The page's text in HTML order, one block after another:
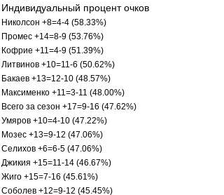
Индивидуальный процент очков
Николсон +8=4-4 (58.33%)
Промес +14=8-9 (53.76%)
Кофрие +11=4-9 (51.39%)
Литвинов +10=11-6 (50.62%)
Бакаев +13=12-10 (48.57%)
Максименко +11=3-11 (48.00%)
Всего за сезон +17=9-16 (47.62%)
Умяров +10=4-10 (47.22%)
Мозес +13=9-12 (47.06%)
Селихов +6=6-5 (47.06%)
Джикия +15=11-14 (46.67%)
Жиго +15=7-16 (45.61%)
Соболев +12=9-12 (45.45%)